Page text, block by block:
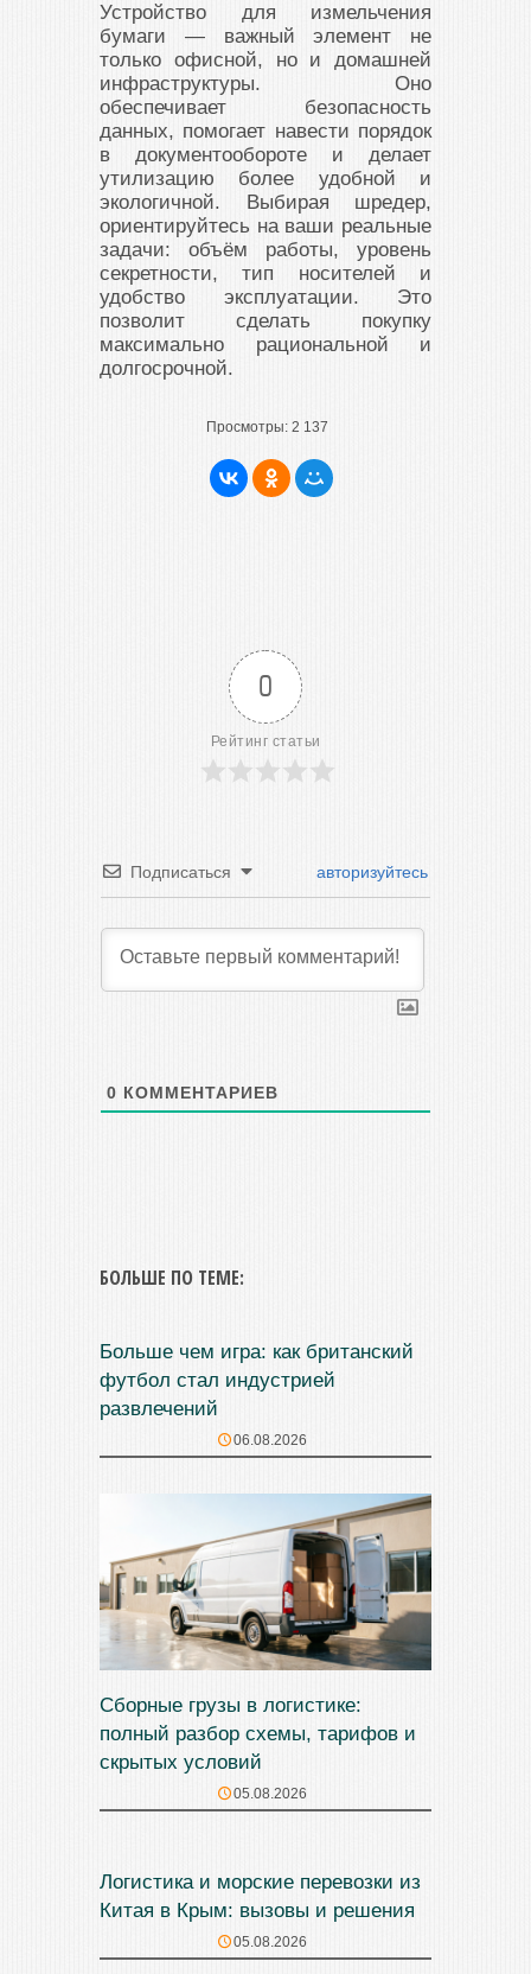
Устройство для измельчения
бумаги — важный элемент не
только офисной, но и домашней
инфраструктуры. Оно
обеспечивает безопасность
данных, помогает навести порядок
в документообороте и делает
утилизацию более удобной и
экологичной. Выбирая шредер,
ориентируйтесь на ваши реальные
задачи: объём работы, уровень
секретности, тип носителей и
удобство эксплуатации. Это
позволит сделать покупку
максимально рациональной и
долгосрочной.
Просмотры: 2 137
0
Рейтинг статьи
Подписаться авторизуйтесь
0 КОММЕНТАРИЕВ
БОЛЬШЕ ПО ТЕМЕ:
Больше чем игра: как британский
футбол стал индустрией
развлечений
06.08.2026
Сборные грузы в логистике:
полный разбор схемы, тарифов и
скрытых условий
05.08.2026
Логистика и морские перевозки из
Китая в Крым: вызовы и решения
05.08.2026